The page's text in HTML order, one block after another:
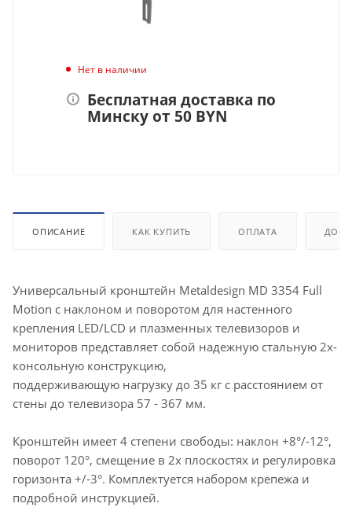
Нет в наличии
Бесплатная доставка по
Минску от 50 BYN
ОПИСАНИЕ КАК КУПИТЬ ОПЛАТА
Универсальный кронштейн Metaldesign MD 3354 Full
Motion с наклоном и поворотом для настенного
крепления LED/LCD и плазменных телевизоров и
мониторов представляет собой надежную стальную 2х-
консольную конструкцию,
поддерживающую нагрузку до 35 кг с расстоянием от
стены до телевизора 57 - 367 мм.
Кронштейн имеет 4 степени свободы: наклон +8°/-12°,
поворот 120°, смещение в 2х плоскостях и регулировка
горизонта +/-3°. Комплектуется набором крепежа и
подробной инструкцией.